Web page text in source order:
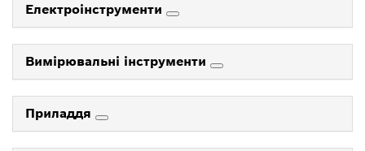
Електроінструменти
Вимірювальні інструменти
Приладдя